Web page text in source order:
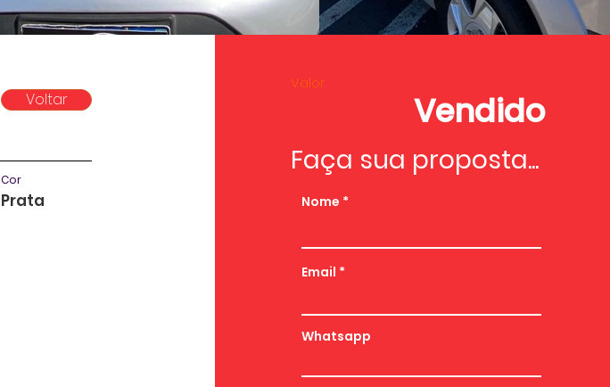
Voltar
Cor
Prata
Valor
Vendido
Faça sua proposta...
Nome
Email
Whatsapp